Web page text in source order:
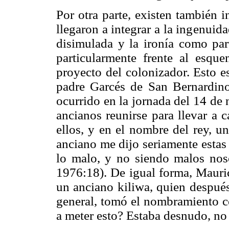
Por otra parte, existen también
llegaron a integrar a la
disimulada y la ironía como
particularmente frente al
proyecto del colonizador. Esto
padre Garcés de San
ocurrido en la jornada del 14 de
ancianos reunirse para llevar a
ellos, y en el nombre del rey,
anciano me dijo seriamente
lo malo, y no siendo malos
1976:18). De igual forma,
un anciano kiliwa, quien
general, tomó el nombramiento
a meter esto? Estaba desnudo,